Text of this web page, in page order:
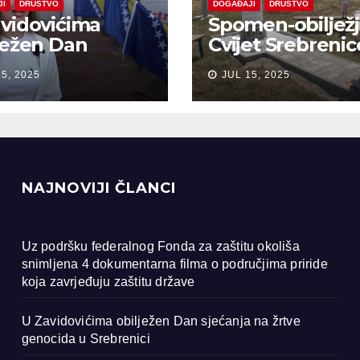
DRUŠTVO
Dan
na žrtve
u
2025
DOGAĐAJI DRUŠTVO
Spomen-
Cvijet
Bobarama
JUL 15, 2025
NAJNOVIJI ČLANCI
Uz podršku federalnog Fonda za zaštitu okoliša
snimljena 4 dokumentarna filma o područjima priride
koja zavrjeđuju zaštitu države
U Zavidovićima obilježen Dan sjećanja na žrtve
genocida u Srebrenici